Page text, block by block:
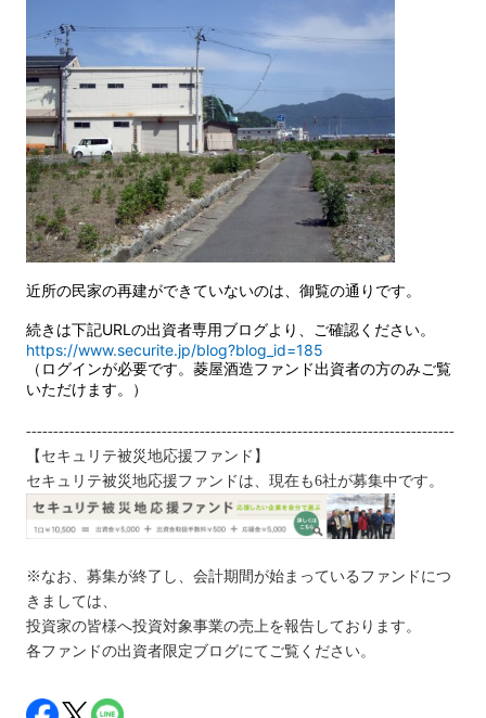
近所の民家の再建ができていないのは、御覧の通りです。
続きは下記URLの出資者専用ブログより、ご確認ください。
https://www.securite.jp/blog?blog_id=185
（ログインが必要です。菱屋酒造ファンド出資者の方のみご覧
いただけます。）
-------------------------------------------------------------------------------
【セキュリテ被災地応援ファンド】
セキュリテ被災地応援ファンドは、現在も6社が募集中です。
※なお、募集が終了し、会計期間が始まっているファンドにつ
きましては、
投資家の皆様へ投資対象事業の売上を報告しております。
各ファンドの出資者限定ブログにてご覧ください。